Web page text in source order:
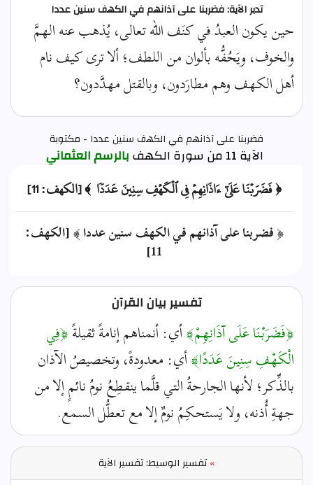
تدبر الآية: فضربنا على آذانهم في الكهف سنين عددا
حين يكون العبدُ في كنَف الله تعالى، يُذهب عنه الهمَّ
والخوف، ويَحُفُّه بألوان من اللطف؛ ألا ترى كيف نام
أهل الكهف وهم مطارَدون، وبالقتل مهدَّدون؟
فضربنا على آذانهم في الكهف سنين عددا - مكتوبة
الآية 11 من سورة الكهف بالرسم العثماني
﴿ فَضَرَبۡنَا عَلَىٰٓ ءَاذَانِهِمۡ فِي ٱلۡكَهۡفِ سِنِينَ عَدَدٗا ﴾ [الكهف: 11]
﴿ فضربنا على آذانهم في الكهف سنين عددا ﴾ [الكهف:
11]
تفسير بيان القرآن
﴿فَضَرَبْنَا عَلَى آذَانِهِمْ﴾أي: أنمناهم إنامةً ثقيلةً﴿فِي
الْكَهْفِ سِنِينَ عَدَدًا﴾أي: معدودةً، وتخصيصُ الآذان
بالذِّكر؛ لأنها الجارحةُ التي قلَّما ينقطِعُ نومُ نائمٍ إلا من
جهةِ أُذنه، ولا يَستحكِمُ نومٌ إلا مع تعطُّل السمع.
»تفسير الوسيط: تفسير الآية